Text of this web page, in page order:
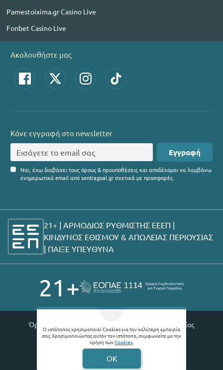
Ο ιστότοπος χρησιμοποιεί Cookies για την καλύτερη εμπειρία
σας. Χρησιμοποιώντας αυτόν τον ιστότοπο, συμφωνείτε με την
χρήση τωνCookies.
OK
Pamestoixima.gr Casino Live
Fonbet Casino Live
Ακολουθήστε μας
Κάνε εγγραφή στο newsletter
Εγγραφή
Ναι, έχω διαβάσει τους όρους & προυποθέσεις και αποδέχομαι να λαμβάνω
ενημερωτικά email από sentragoal.gr σχετικά με προσφορές.
21+ | ΑΡΜΟΔΙΟΣ ΡΥΘΜΙΣΤΗΣ ΕΕΕΠ |
ΚΙΝΔΥΝΟΣ ΕΘΙΣΜΟΥ & ΑΠΩΛΕΙΑΣ ΠΕΡΙΟΥΣΙΑΣ
| ΠΑΙΞΕ ΥΠΕΥΘΥΝΑ
21+
Όροι χρήσης |
Θέσεις εργασίας
© 2026 Sentragoal
Developed byDigital Winners